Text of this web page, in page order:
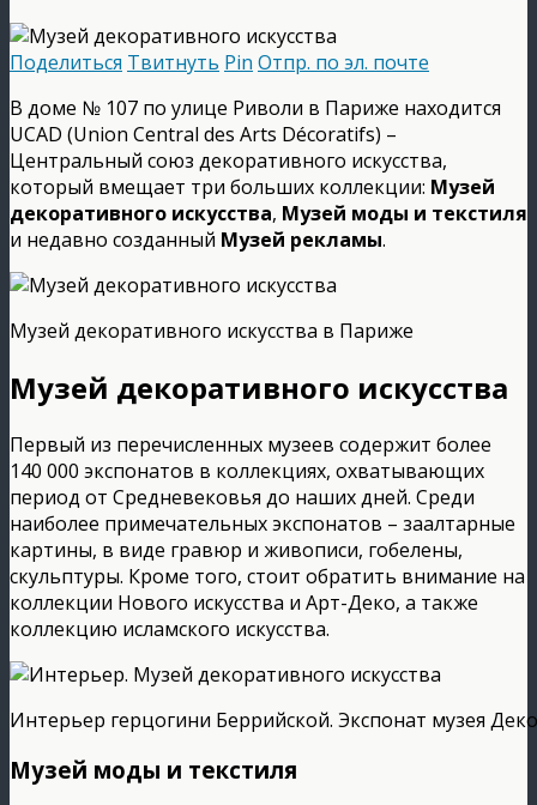
Поделиться Твитнуть Pin Отпр. по эл. почте
В доме № 107 по улице Риволи в Париже находится
UCAD (Union Central des Arts Décoratifs) –
Центральный союз декоративного искусства,
который вмещает три больших коллекции: Музей
декоративного искусства, Музей моды и текстиля
и недавно созданный Музей рекламы.
Музей декоративного искусства в Париже
Музей декоративного искусства
Первый из перечисленных музеев содержит более
140 000 экспонатов в коллекциях, охватывающих
период от Средневековья до наших дней. Среди
наиболее примечательных экспонатов – заалтарные
картины, в виде гравюр и живописи, гобелены,
скульптуры. Кроме того, стоит обратить внимание на
коллекции Нового искусства и Арт-Деко, а также
коллекцию исламского искусства.
Интерьер герцогини Беррийской. Экспонат музея
Музей моды и текстиля